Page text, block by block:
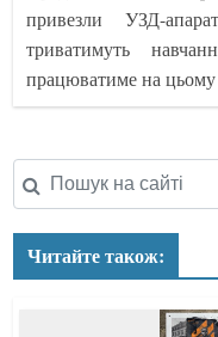
привезли УЗД-
триватимуть
працюватиме на цьому
Читайте також: